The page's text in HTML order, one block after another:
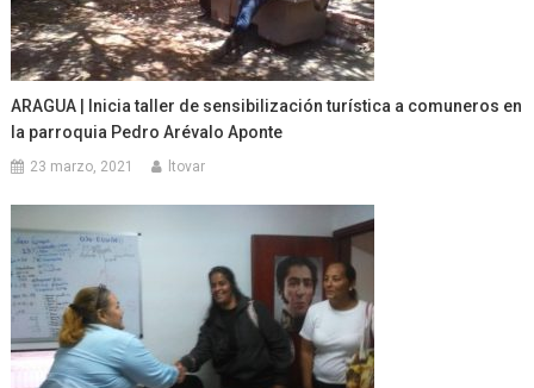
ARAGUA | Inicia taller de sensibilización turística a comuneros en
la parroquia Pedro Arévalo Aponte
23 marzo, 2021 ltovar